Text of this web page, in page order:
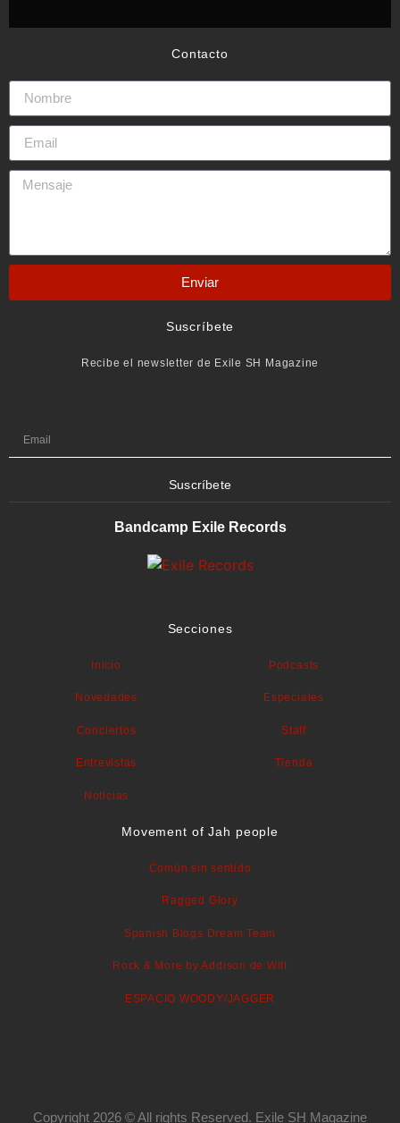
Contacto
Enviar
Suscríbete
Recibe el newsletter de Exile SH Magazine
Suscríbete
Bandcamp Exile Records
Secciones
Inicio
Novedades
Conciertos
Entrevistas
Noticias
Podcasts
Especiales
Staff
Tienda
Movement of Jah people
Común sin sentido
Ragged Glory
Spanish Blogs Dream Team
Rock & More by Addison de Witt
ESPACIO WOODY/JAGGER
Copyright 2026 © All rights Reserved. Exile SH Magazine